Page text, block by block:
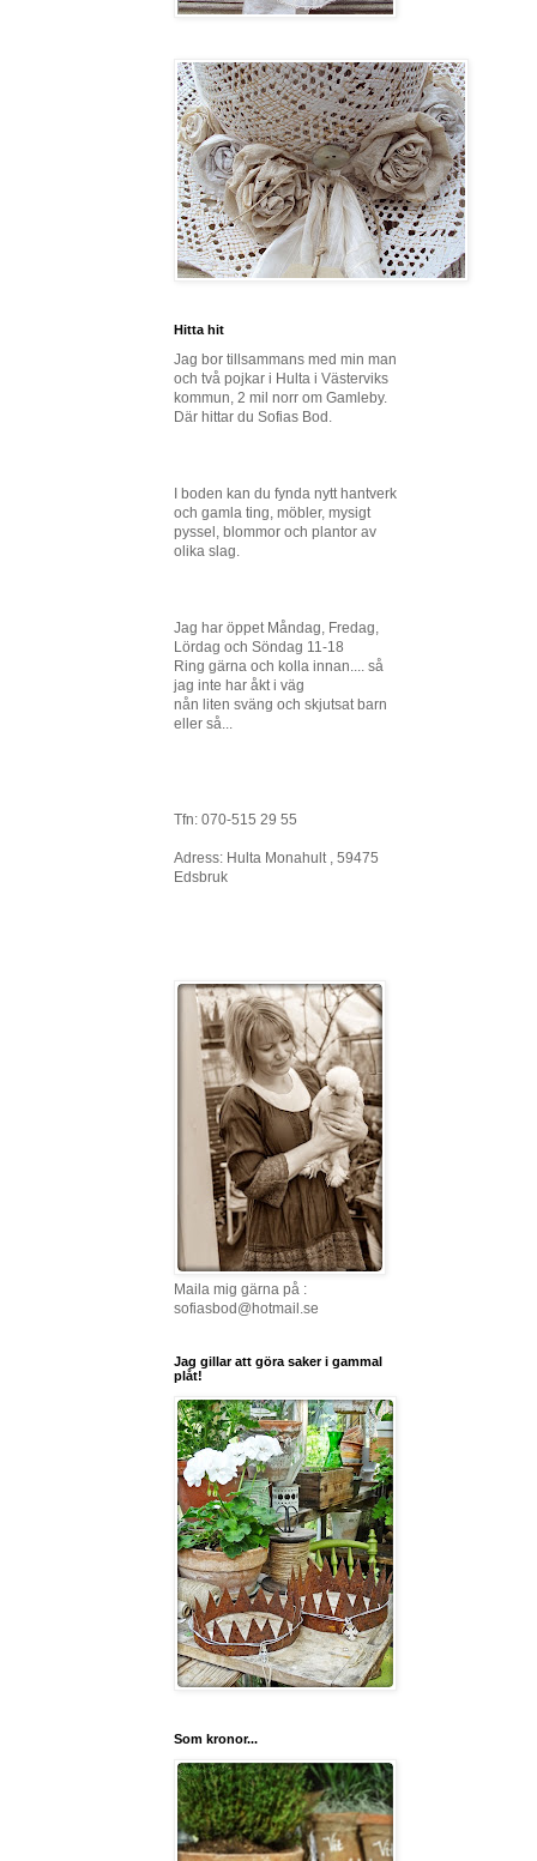
Hitta hit
Jag bor tillsammans med min man
och två pojkar i Hulta i Västerviks
kommun, 2 mil norr om Gamleby.
Där hittar du Sofias Bod.
I boden kan du fynda nytt hantverk
och gamla ting, möbler, mysigt
pyssel, blommor och plantor av
olika slag.
Jag har öppet Måndag, Fredag,
Lördag och Söndag 11-18
Ring gärna och kolla innan.... så
jag inte har åkt i väg
nån liten sväng och skjutsat barn
eller så...
Tfn: 070-515 29 55
Adress: Hulta Monahult , 59475
Edsbruk
Maila mig gärna på :
sofiasbod@hotmail.se
Jag gillar att göra saker i gammal
plåt!
Som kronor...